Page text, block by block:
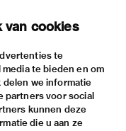
van cookies
te
te bieden en om
we informatie
partners voor social
kunnen deze
die u aan ze